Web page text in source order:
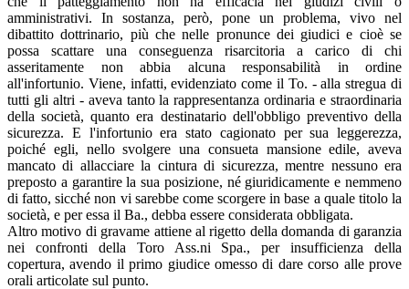
amministrativi. In sostanza, però, pone un problema, vivo nel
dibattito dottrinario, più che nelle pronunce dei giudici e cioè se
possa scattare una conseguenza risarcitoria a carico di chi
asseritamente non abbia alcuna responsabilità in ordine
all'infortunio. Viene, infatti, evidenziato come il To. - alla stregua di
tutti gli altri - aveva tanto la rappresentanza ordinaria e straordinaria
della società, quanto era destinatario dell'obbligo preventivo della
sicurezza. E l'infortunio era stato cagionato per sua leggerezza,
poiché egli, nello svolgere una consueta mansione edile, aveva
mancato di allacciare la cintura di sicurezza, mentre nessuno era
preposto a garantire la sua posizione, né giuridicamente e nemmeno
di fatto, sicché non vi sarebbe come scorgere in base a quale titolo la
società, e per essa il Ba., debba essere considerata obbligata.
Altro motivo di gravame attiene al rigetto della domanda di garanzia
nei confronti della Toro Ass.ni Spa., per insufficienza della
copertura, avendo il primo giudice omesso di dare corso alle prove
orali articolate sul punto.